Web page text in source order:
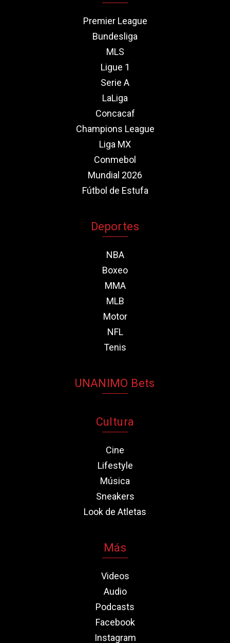
Premier League
Bundesliga
MLS
Ligue 1
Serie A
LaLiga
Concacaf
Champions League
Liga MX
Conmebol
Mundial 2026
Fútbol de Estufa
Deportes
NBA
Boxeo
MMA
MLB
Motor
NFL
Tenis
UNANIMO Bets
Cultura
Cine
Lifestyle
Música
Sneakers
Look de Atletas
Más
Videos
Audio
Podcasts
Facebook
Instagram